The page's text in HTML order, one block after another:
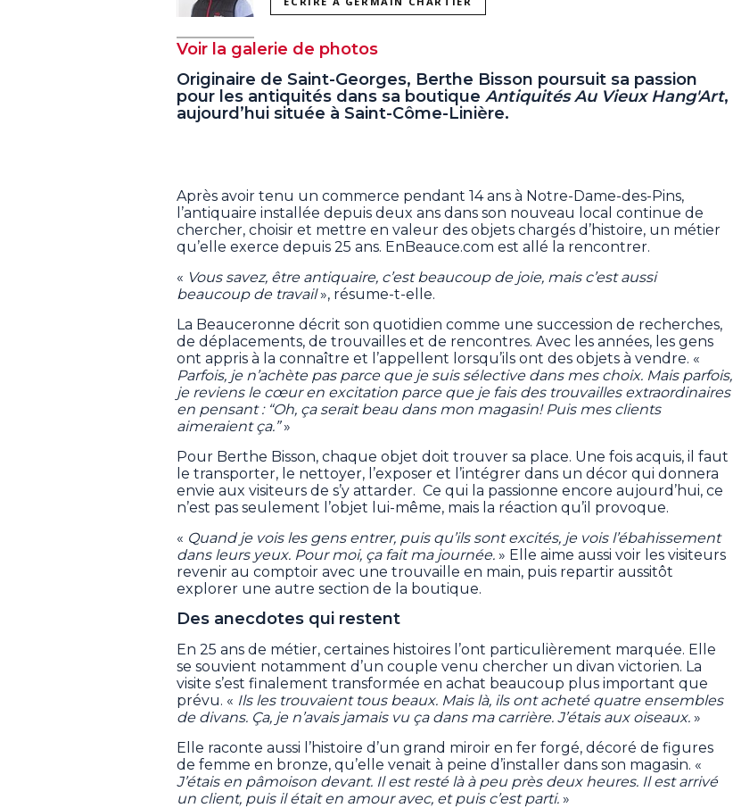
Voir la galerie de photos
Originaire de Saint-Georges, Berthe Bisson poursuit sa passion
pour les antiquités dans sa boutique Antiquités Au Vieux Hang'Art,
aujourd’hui située à Saint-Côme-Linière.
Après avoir tenu un commerce pendant 14 ans à Notre-Dame-des-Pins,
l’antiquaire installée depuis deux ans dans son nouveau local continue de
chercher, choisir et mettre en valeur des objets chargés d’histoire, un métier
qu’elle exerce depuis 25 ans. EnBeauce.com est allé la rencontrer.
« Vous savez, être antiquaire, c’est beaucoup de joie, mais c’est aussi
beaucoup de travail», résume-t-elle.
La Beauceronne décrit son quotidien comme une succession de recherches,
de déplacements, de trouvailles et de rencontres. Avec les années, les gens
ont appris à la connaître et l’appellent lorsqu’ils ont des objets à vendre. «
Parfois, je n’achète pas parce que je suis sélective dans mes choix. Mais parfois,
je reviens le cœur en excitation parce que je fais des trouvailles extraordinaires
en pensant : “Oh, ça serait beau dans mon magasin! Puis mes clients
aimeraient ça.”»
Pour Berthe Bisson, chaque objet doit trouver sa place. Une fois acquis, il faut
le transporter, le nettoyer, l’exposer et l’intégrer dans un décor qui donnera
envie aux visiteurs de s’y attarder. Ce qui la passionne encore aujourd’hui, ce
n’est pas seulement l’objet lui-même, mais la réaction qu’il provoque.
« Quand je vois les gens entrer, puis qu’ils sont excités, je vois l’ébahissement
dans leurs yeux. Pour moi, ça fait ma journée. » Elle aime aussi voir les visiteurs
revenir au comptoir avec une trouvaille en main, puis repartir aussitôt
explorer une autre section de la boutique.
Des anecdotes qui restent
En 25 ans de métier, certaines histoires l’ont particulièrement marquée. Elle
se souvient notamment d’un couple venu chercher un divan victorien. La
visite s’est finalement transformée en achat beaucoup plus important que
prévu. « Ils les trouvaient tous beaux. Mais là, ils ont acheté quatre ensembles
de divans. Ça, je n’avais jamais vu ça dans ma carrière. J’étais aux oiseaux. »
Elle raconte aussi l’histoire d’un grand miroir en fer forgé, décoré de figures
de femme en bronze, qu’elle venait à peine d’installer dans son magasin. «
J’étais en pâmoison devant. Il est resté là à peu près deux heures. Il est arrivé
un client, puis il était en amour avec, et puis c’est parti. »